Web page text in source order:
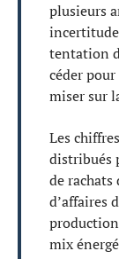
plusieurs
tentation
céder
miser sur
Les
distribués
de rachats
d’affaires
mix